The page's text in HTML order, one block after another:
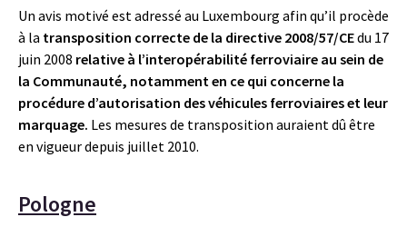
Un avis motivé est adressé au Luxembourg afin qu’il procède
à la transposition correcte de la directive 2008/57/CEdu 17
juin 2008 relative à l’interopérabilité ferroviaire au sein de
la Communauté, notamment en ce qui concerne la
procédure d’autorisation des véhicules ferroviaires et leur
marquage. Les mesures de transposition auraient dû être
en vigueur depuis juillet 2010.
Pologne